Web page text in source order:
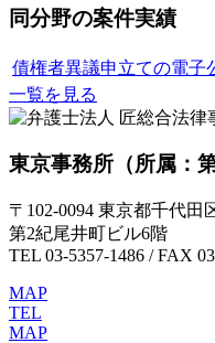
同分野の案件実績
債権者異議申立ての電子
一覧を見る
東京事務所 （所属：
〒102-0094 東京都千代田
第2紀尾井町ビル6階
TEL 03-5357-1486 / FAX
MAP
TEL
MAP